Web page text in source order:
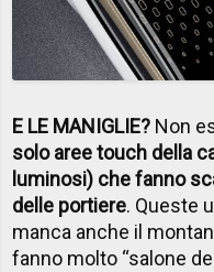
E LE MANIGLIE? Non
solo aree touch della
luminosi) che fanno
delle portiere. Queste
manca anche il
fanno molto “salone